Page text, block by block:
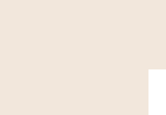
PROJECTS